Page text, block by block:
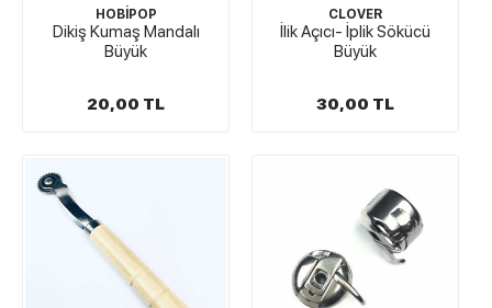
HOBİPOP
Dikiş Kumaş Mandalı
Büyük
20,00 TL
CLOVER
İlik Açıcı- İplik Sökücü
Büyük
30,00 TL